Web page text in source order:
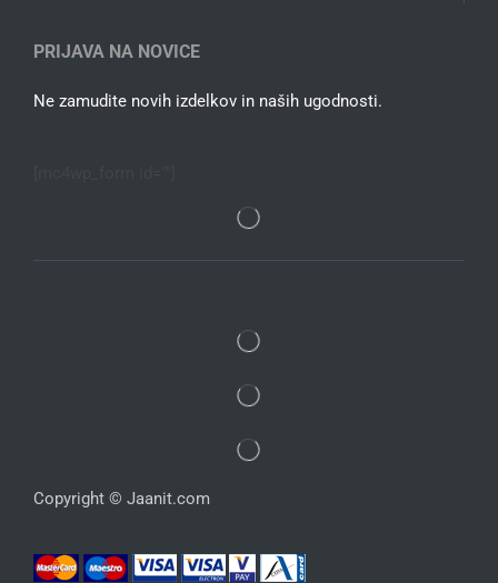
PRIJAVA NA NOVICE
Ne zamudite novih izdelkov in naših ugodnosti.
Copyright © Jaanit.com